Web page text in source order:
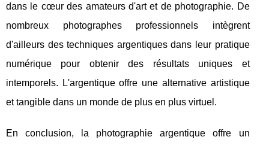
dans le cœur des amateurs d'art et de photographie. De
nombreux photographes professionnels intègrent
d'ailleurs des techniques argentiques dans leur pratique
numérique pour obtenir des résultats uniques et
intemporels. L'argentique offre une alternative artistique
et tangible dans un monde de plus en plus virtuel.
En conclusion, la photographie argentique offre un